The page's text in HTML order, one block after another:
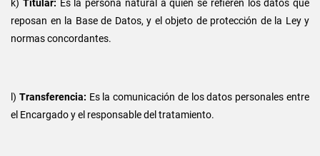
k) Titular: Es la persona natural a quien se refieren los datos que
reposan en la Base de Datos, y el objeto de protección de la Ley y
normas concordantes.
l) Transferencia: Es la comunicación de los datos personales entre
el Encargado y el responsable del tratamiento.